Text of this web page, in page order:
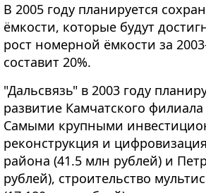
В 2005 году планируется
ёмкости, которые будут
рост номерной ёмкости за
составит 20%.
"Дальсвязь" в 2003 году
развитие Камчатского
Самыми крупными
реконструкция и
района (41.5 млн рублей) и
рублей), строительство